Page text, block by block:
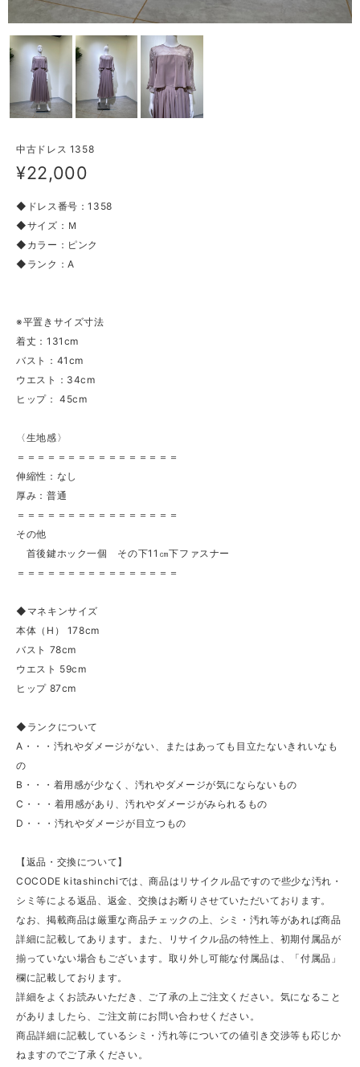
中古ドレス 1358
¥22,000
◆ドレス番号：1358
◆サイズ：Ｍ
◆カラー：ピンク
◆ランク：A
※平置きサイズ寸法
着丈：131cm
バスト：41cm
ウエスト：34cm
ヒップ： 45cm
〈生地感〉
＝＝＝＝＝＝＝＝＝＝＝＝＝＝＝＝
伸縮性：なし
厚み：普通
＝＝＝＝＝＝＝＝＝＝＝＝＝＝＝＝
その他
首後鍵ホック一個 その下11㎝下ファスナー
＝＝＝＝＝＝＝＝＝＝＝＝＝＝＝＝
◆マネキンサイズ
本体（H） 178cm
バスト 78cm
ウエスト 59cm
ヒップ 87cm
◆ランクについて
A・・・汚れやダメージがない、またはあっても目立たないきれいなも
の
B・・・着用感が少なく、汚れやダメージが気にならないもの
C・・・着用感があり、汚れやダメージがみられるもの
D・・・汚れやダメージが目立つもの
【返品・交換について】
COCODE kitashinchiでは、商品はリサイクル品ですので些少な汚れ・
シミ等による返品、返金、交換はお断りさせていただいております。
なお、掲載商品は厳重な商品チェックの上、シミ・汚れ等があれば商品
詳細に記載してあります。また、リサイクル品の特性上、初期付属品が
揃っていない場合もございます。取り外し可能な付属品は、「付属品」
欄に記載しております。
詳細をよくお読みいただき、ご了承の上ご注文ください。気になること
がありましたら、ご注文前にお問い合わせください。
商品詳細に記載しているシミ・汚れ等についての値引き交渉等も応じか
ねますのでご了承ください。